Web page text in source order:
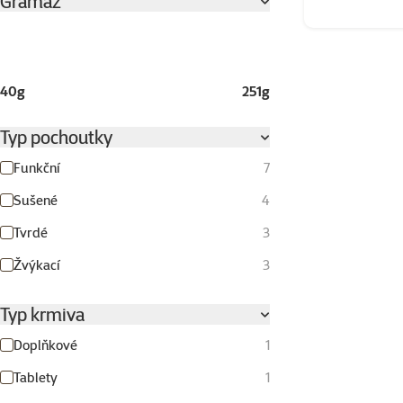
40g 251g
Typ pochoutky
Funkční
7
Sušené
4
Tvrdé
3
Žvýkací
3
Typ krmiva
Doplňkové
1
Tablety
1